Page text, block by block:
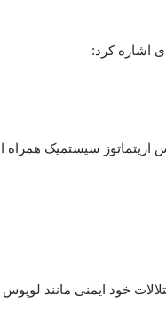
اشاره کرد:
اریتماتوز سیستمیک
خود ایمنی مانند